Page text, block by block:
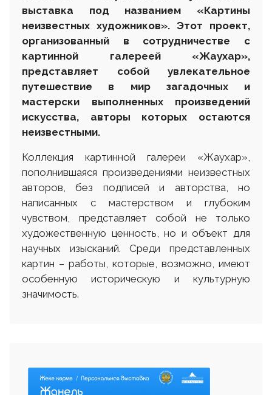
выставка под названием «Картины
неизвестных художников». Этот проект,
организованный в сотрудничестве с
картинной галереей «Жаухар»,
представляет собой увлекательное
путешествие в мир загадочных и
мастерски выполненных произведений
искусства, авторы которых остаются
неизвестными.
Коллекция картинной галереи «Жаухар»,
пополнившаяся произведениями неизвестных
авторов, без подписей и авторства, но
написанных с мастерством и глубоким
чувством, представляет собой не только
художественную ценность, но и объект для
научных изысканий. Среди представленных
картин – работы, которые, возможно, имеют
особенную историческую и культурную
значимость.